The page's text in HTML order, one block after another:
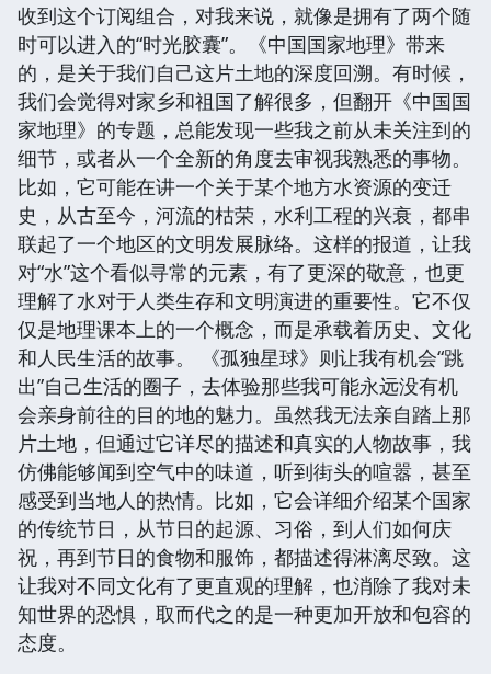
收到这个订阅组合，对我来说，就像是拥有了两个随
时可以进入的“时光胶囊”。《中国国家地理》带来
的，是关于我们自己这片土地的深度回溯。有时候，
我们会觉得对家乡和祖国了解很多，但翻开《中国国
家地理》的专题，总能发现一些我之前从未关注到的
细节，或者从一个全新的角度去审视我熟悉的事物。
比如，它可能在讲一个关于某个地方水资源的变迁
史，从古至今，河流的枯荣，水利工程的兴衰，都串
联起了一个地区的文明发展脉络。这样的报道，让我
对“水”这个看似寻常的元素，有了更深的敬意，也更
理解了水对于人类生存和文明演进的重要性。它不仅
仅是地理课本上的一个概念，而是承载着历史、文化
和人民生活的故事。 《孤独星球》则让我有机会“跳
出”自己生活的圈子，去体验那些我可能永远没有机
会亲身前往的目的地的魅力。虽然我无法亲自踏上那
片土地，但通过它详尽的描述和真实的人物故事，我
仿佛能够闻到空气中的味道，听到街头的喧嚣，甚至
感受到当地人的热情。比如，它会详细介绍某个国家
的传统节日，从节日的起源、习俗，到人们如何庆
祝，再到节日的食物和服饰，都描述得淋漓尽致。这
让我对不同文化有了更直观的理解，也消除了我对未
知世界的恐惧，取而代之的是一种更加开放和包容的
态度。